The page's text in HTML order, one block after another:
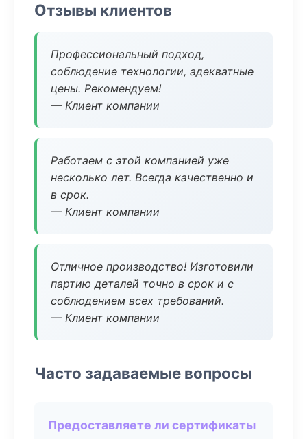
Отзывы клиентов
Профессиональный подход,
соблюдение технологии, адекватные
цены. Рекомендуем!
— Клиент компании
Работаем с этой компанией уже
несколько лет. Всегда качественно и
в срок.
— Клиент компании
Отличное производство! Изготовили
партию деталей точно в срок и с
соблюдением всех требований.
— Клиент компании
Часто задаваемые вопросы
Предоставляете ли сертификаты